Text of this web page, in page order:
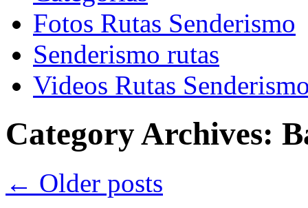
Fotos Rutas Senderismo
Senderismo rutas
Videos Rutas
Category Archives:
← Older posts